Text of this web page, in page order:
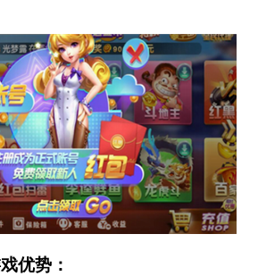
优势：